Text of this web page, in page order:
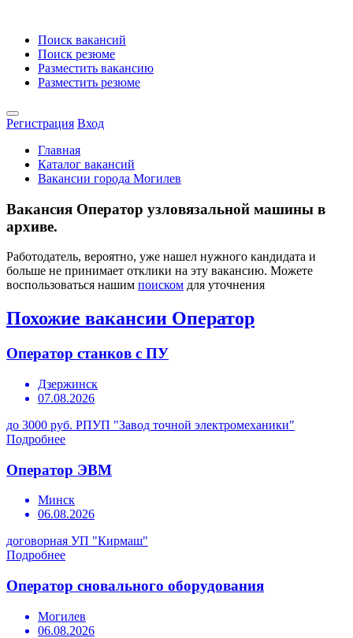
Поиск вакансий
Поиск резюме
Разместить вакансию
Разместить резюме
Регистрация Вход
Главная
Каталог вакансий
Вакансии города Могилев
Вакансия Оператор узловязальной машины в
архиве.
Работодатель, вероятно, уже нашел нужного кандидата и
больше не принимает отклики на эту вакансию. Можете
воспользоваться нашим поиском для уточнения
Похожие вакансии Оператор
Оператор станков с ПУ
Дзержинск
07.08.2026
до 3000 руб. РПУП "Завод точной электромеханики"
Подробнее
Оператор ЭВМ
Минск
06.08.2026
договорная УП "Кирмаш"
Подробнее
Оператор сновального оборудования
Могилев
06.08.2026